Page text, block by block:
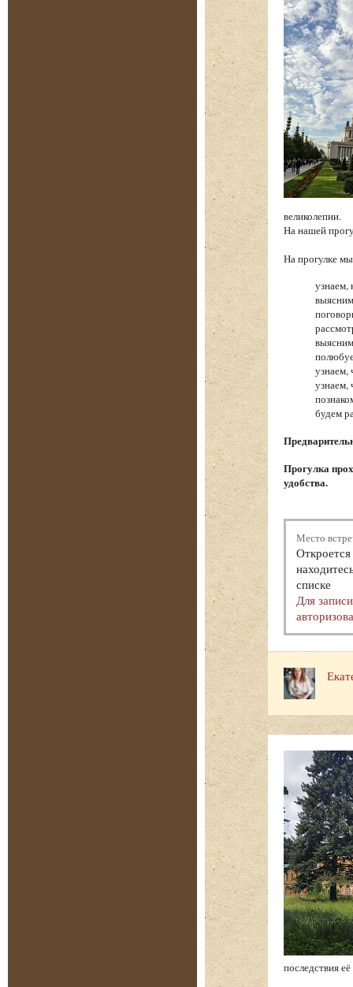
великолепии.
На нашей
На прогулке
узнаем,
узнаем,
будем
Прогулка
удобства.
Место
списке
Для
последствия